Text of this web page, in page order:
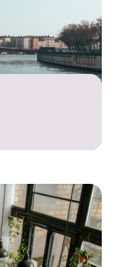
pour s'y